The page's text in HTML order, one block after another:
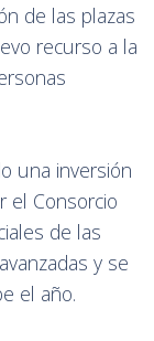
de las plazas
recurso a la
una inversión
el Consorcio
de las
y se
el año.